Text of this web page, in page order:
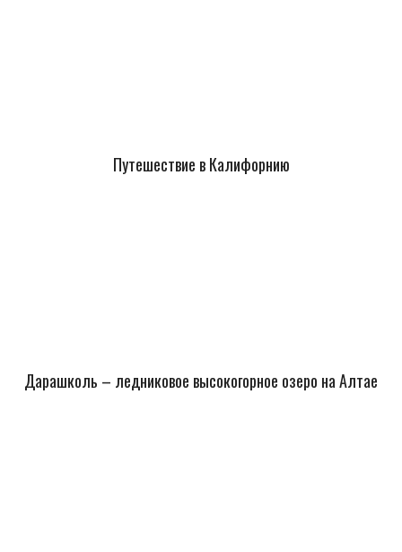
Путешествие в Калифорнию
Дарашколь – ледниковое высокогорное озеро на Алтае